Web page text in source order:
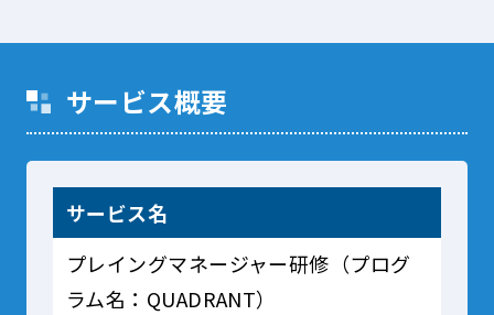
サービス概要
サービス名
プレイングマネージャー研修（プログ
ラム名：QUADRANT）